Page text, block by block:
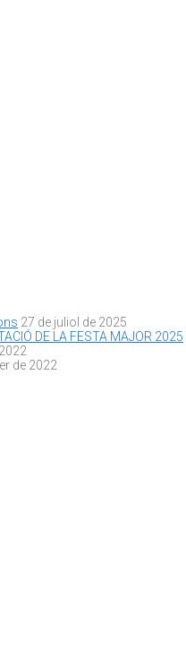
27 de juliol de 2025
DE LA FESTA MAJOR 2025
de 2022